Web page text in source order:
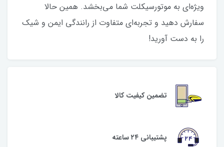
ویژه‌ای به موتورسیکلت شما می‌بخشد. همین حالا
سفارش دهید و تجربه‌ای متفاوت از رانندگی ایمن و شیک
را به دست آورید!
تضمین کیفیت کالا
پشتیبانی ۲۴ ساعته